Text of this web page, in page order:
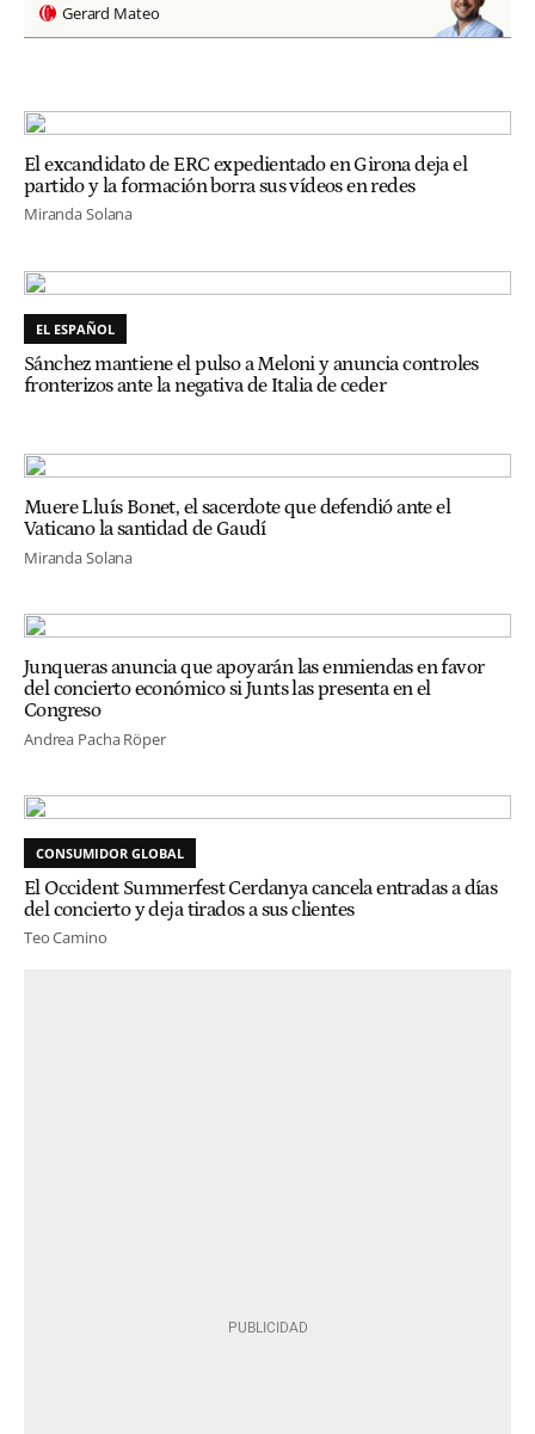
Gerard Mateo
El excandidato de ERC expedientado en Girona deja el
partido y la formación borra sus vídeos en redes
Miranda Solana
EL ESPAÑOL
Sánchez mantiene el pulso a Meloni y anuncia controles
fronterizos ante la negativa de Italia de ceder
Muere Lluís Bonet, el sacerdote que defendió ante el
Vaticano la santidad de Gaudí
Miranda Solana
Junqueras anuncia que apoyarán las enmiendas en favor
del concierto económico si Junts las presenta en el
Congreso
Andrea Pacha Röper
CONSUMIDOR GLOBAL
El Occident Summerfest Cerdanya cancela entradas a días
del concierto y deja tirados a sus clientes
Teo Camino